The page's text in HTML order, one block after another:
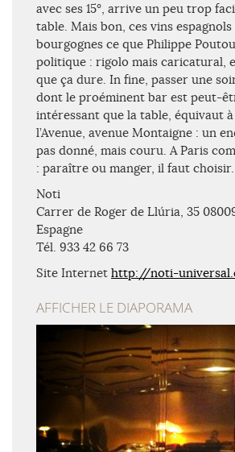
avec ses 15°, arrive un peu trop
table. Mais bon, ces vins
bourgognes ce que Philippe
politique : rigolo mais caricatural,
que ça dure. In fine, passer une
dont le proéminent bar est peut-
intéressant que la table, équivaut
l’Avenue, avenue Montaigne : un
pas donné, mais couru. A Paris
: paraître ou manger, il faut choisir.
Noti
Carrer de Roger de Llúria, 35
Espagne
Tél. 933 42 66 73
Site Internet http://noti-
AFFICHER LE DIAPORAMA